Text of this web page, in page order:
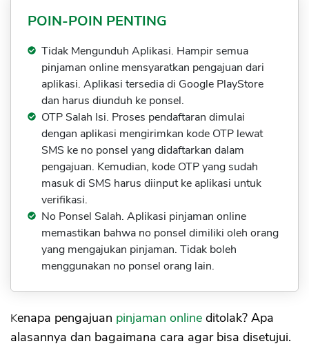
Sekuritas Saham
Crypto
Assets Crypto
Exchange
Asuransi
Asuransi Jiwa
Asuransi Kesehatan
Asuransi Syariah
POIN-POIN PENTING
Tidak Mengunduh Aplikasi. Hampir semua
pinjaman online mensyaratkan pengajuan dari
aplikasi. Aplikasi tersedia di Google PlayStore
dan harus diunduh ke ponsel.
OTP Salah Isi. Proses pendaftaran dimulai
dengan aplikasi mengirimkan kode OTP lewat
SMS ke no ponsel yang didaftarkan dalam
pengajuan. Kemudian, kode OTP yang sudah
masuk di SMS harus diinput ke aplikasi untuk
verifikasi.
No Ponsel Salah. Aplikasi pinjaman online
memastikan bahwa no ponsel dimiliki oleh orang
yang mengajukan pinjaman. Tidak boleh
menggunakan no ponsel orang lain.
Kenapa pengajuan pinjaman online ditolak? Apa
alasannya dan bagaimana cara agar bisa disetujui.